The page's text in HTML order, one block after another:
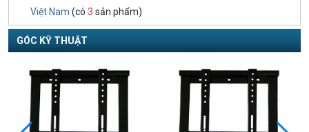
Việt Nam (có 3 sản phẩm)
GÓC KỸ THUẬT